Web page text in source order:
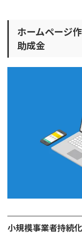
ホームページ
助成金
小規模事業者持続